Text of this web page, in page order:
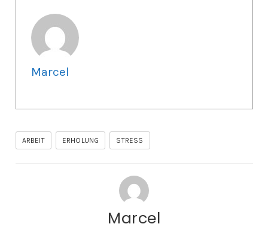
Marcel
ARBEIT ERHOLUNG STRESS
Marcel